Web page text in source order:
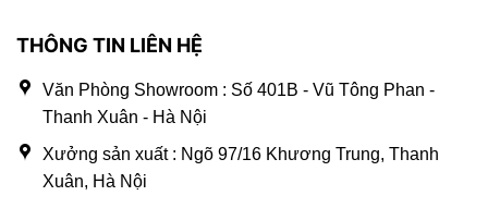
THÔNG TIN LIÊN HỆ
Văn Phòng Showroom : Số 401B - Vũ Tông Phan -
Thanh Xuân - Hà Nội
Xưởng sản xuất : Ngõ 97/16 Khương Trung, Thanh
Xuân, Hà Nội